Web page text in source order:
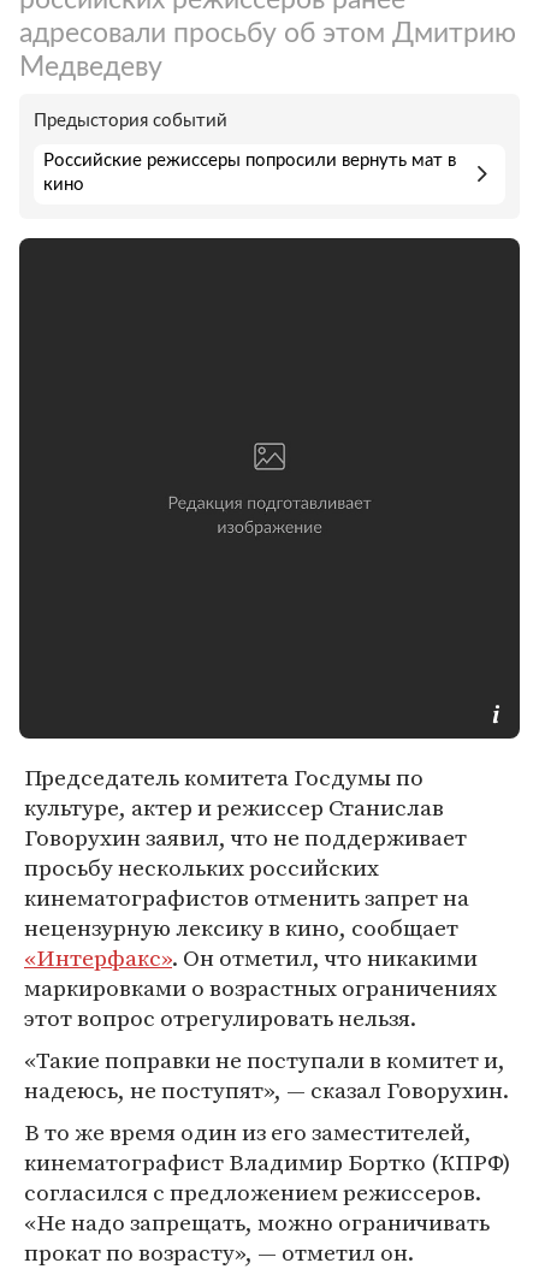
адресовали просьбу об этом Дмитрию
Медведеву
Предыстория событий
Российские режиссеры попросили вернуть мат в
кино
Председатель комитета Госдумы по
культуре, актер и режиссер Станислав
Говорухин заявил, что не поддерживает
просьбу нескольких российских
кинематографистов отменить запрет на
нецензурную лексику в кино, сообщает
«Интерфакс». Он отметил, что никакими
маркировками о возрастных ограничениях
этот вопрос отрегулировать нельзя.
«Такие поправки не поступали в комитет и,
надеюсь, не поступят», — сказал Говорухин.
В то же время один из его заместителей,
кинематографист Владимир Бортко (КПРФ)
согласился с предложением режиссеров.
«Не надо запрещать, можно ограничивать
прокат по возрасту», — отметил он.